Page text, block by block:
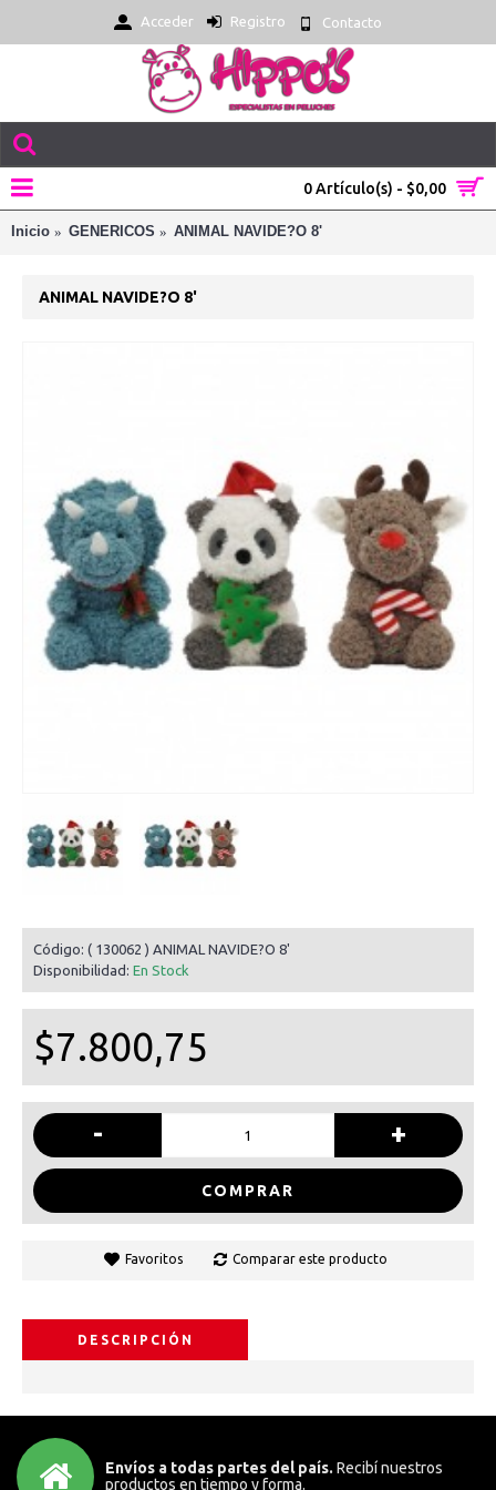
Acceder Registro Contacto
0 Artículo(s) - $0,00
Inicio GENERICOS ANIMAL NAVIDE?O 8'
ANIMAL NAVIDE?O 8'
Código: ( 130062 ) ANIMAL NAVIDE?O 8'
Disponibilidad: En Stock
$7.800,75
- +
COMPRAR
Favoritos Comparar este producto
DESCRIPCIÓN
Envíos a todas partes del país. Recibí nuestros
productos en tiempo y forma.